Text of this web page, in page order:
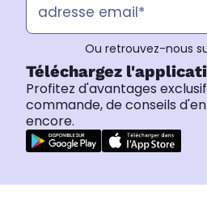
Ou retrouvez-nous
Téléchargez
Profitez d'avantages
commande, de conseils
encore.